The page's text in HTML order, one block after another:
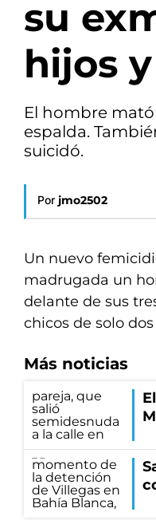
su
hijos
El hombre
espalda.
suicidó.
Por jmo2502
Un nuevo
madrugada un
delante de sus
chicos de solo
Más noticias